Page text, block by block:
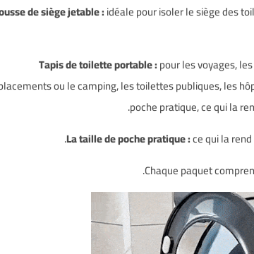
idéale pour isoler le siège des
pour les voyages,
ou le camping, les toilettes publiques, les
poche pratique, ce qui la
ce qui la
Chaque paquet